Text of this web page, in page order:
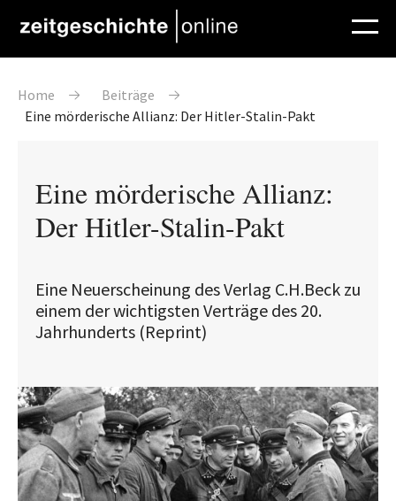
Pfadnavigation
Home
Beiträge
Eine mörderische Allianz: Der Hitler-Stalin-Pakt
Eine mörderische Allianz:
Der Hitler-Stalin-Pakt
Eine Neuerscheinung des Verlag C.H.Beck zu
einem der wichtigsten Verträge des 20.
Jahrhunderts (Reprint)